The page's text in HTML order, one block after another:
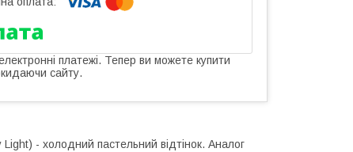
платежі. Тепер ви можете купити
сайту.
- холодний пастельний відтінок. Аналог